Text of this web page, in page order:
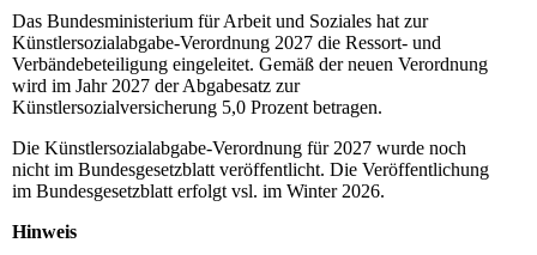
Das Bundesministerium für Arbeit und Soziales hat zur
Künstlersozialabgabe-Verordnung 2027 die Ressort- und
Verbändebeteiligung eingeleitet. Gemäß der neuen Verordnung
wird im Jahr 2027 der Abgabesatz zur
Künstlersozialversicherung 5,0 Prozent betragen.
Die Künstlersozialabgabe-Verordnung für 2027 wurde noch
nicht im Bundesgesetzblatt veröffentlicht. Die Veröffentlichung
im Bundesgesetzblatt erfolgt vsl. im Winter 2026.
Hinweis